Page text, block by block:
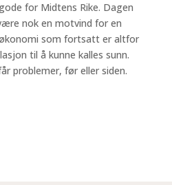
for Midtens Rike. Dagen
nok en motvind for en
som fortsatt er altfor
til å kunne kalles sunn.
problemer, før eller siden.